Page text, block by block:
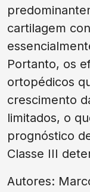
cartilagem
Portanto, os
ortopédicos
crescimento
limitados, o
prognóstico
Classe III
Autores: